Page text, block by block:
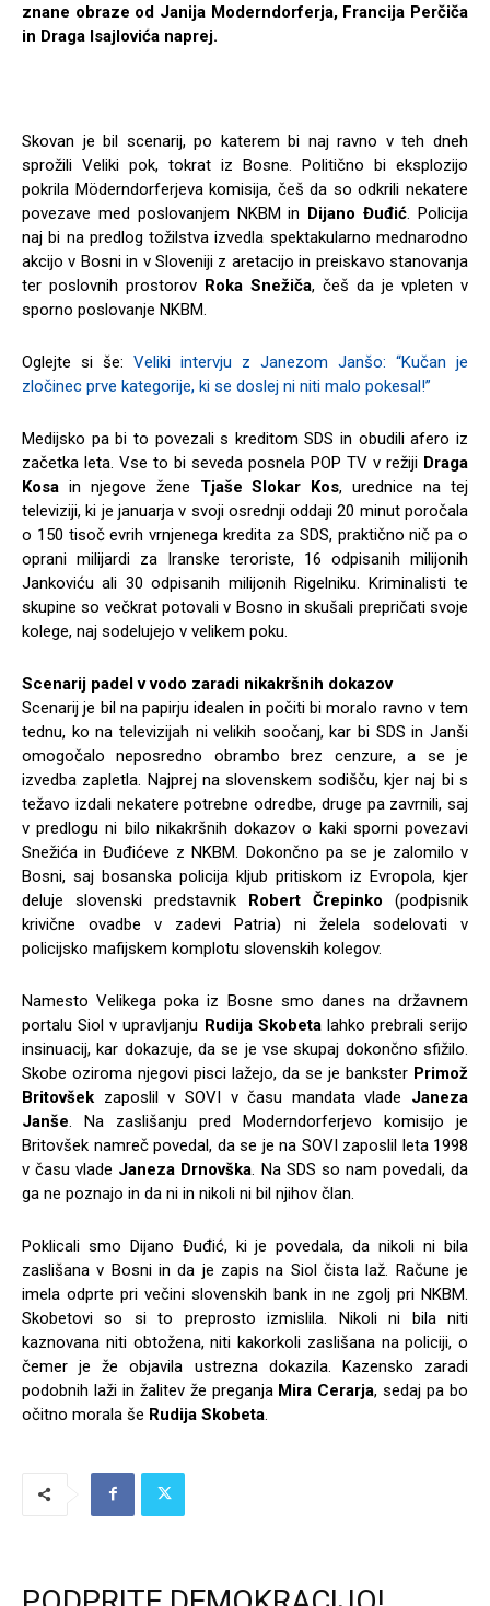
znane obraze od Janija Moderndorferja, Francija Perčiča
in Draga Isajlovića naprej.
Skovan je bil scenarij, po katerem bi naj ravno v teh dneh
sprožili Veliki pok, tokrat iz Bosne. Politično bi eksplozijo
pokrila Möderndorferjeva komisija, češ da so odkrili nekatere
povezave med poslovanjem NKBM in Dijano Đuđić. Policija
naj bi na predlog tožilstva izvedla spektakularno mednarodno
akcijo v Bosni in v Sloveniji z aretacijo in preiskavo stanovanja
ter poslovnih prostorov Roka Snežiča, češ da je vpleten v
sporno poslovanje NKBM.
Oglejte si še: Veliki intervju z Janezom Janšo: “Kučan je
zločinec prve kategorije, ki se doslej ni niti malo pokesal!”
Medijsko pa bi to povezali s kreditom SDS in obudili afero iz
začetka leta. Vse to bi seveda posnela POP TV v režiji Draga
Kosa in njegove žene Tjaše Slokar Kos, urednice na tej
televiziji, ki je januarja v svoji osrednji oddaji 20 minut poročala
o 150 tisoč evrih vrnjenega kredita za SDS, praktično nič pa o
oprani milijardi za Iranske teroriste, 16 odpisanih milijonih
Jankoviću ali 30 odpisanih milijonih Rigelniku. Kriminalisti te
skupine so večkrat potovali v Bosno in skušali prepričati svoje
kolege, naj sodelujejo v velikem poku.
Scenarij padel v vodo zaradi nikakršnih dokazov
Scenarij je bil na papirju idealen in počiti bi moralo ravno v tem
tednu, ko na televizijah ni velikih soočanj, kar bi SDS in Janši
omogočalo neposredno obrambo brez cenzure, a se je
izvedba zapletla. Najprej na slovenskem sodišču, kjer naj bi s
težavo izdali nekatere potrebne odredbe, druge pa zavrnili, saj
v predlogu ni bilo nikakršnih dokazov o kaki sporni povezavi
Snežića in Đuđićeve z NKBM. Dokončno pa se je zalomilo v
Bosni, saj bosanska policija kljub pritiskom iz Evropola, kjer
deluje slovenski predstavnik Robert Črepinko (podpisnik
krivične ovadbe v zadevi Patria) ni želela sodelovati v
policijsko mafijskem komplotu slovenskih kolegov.
Namesto Velikega poka iz Bosne smo danes na državnem
portalu Siol v upravljanju Rudija Skobetalahko prebrali serijo
insinuacij, kar dokazuje, da se je vse skupaj dokončno sfižilo.
Skobe oziroma njegovi pisci lažejo, da se je bankster Primož
Britovšek zaposlil v SOVI v času mandata vlade Janeza
Janše. Na zaslišanju pred Moderndorferjevo komisijo je
Britovšek namreč povedal, da se je na SOVI zaposlil leta 1998
v času vlade Janeza Drnovška. Na SDS so nam povedali, da
ga ne poznajo in da ni in nikoli ni bil njihov član.
Poklicali smo Dijano Đuđić, ki je povedala, da nikoli ni bila
zaslišana v Bosni in da je zapis na Siol čista laž. Račune je
imela odprte pri večini slovenskih bank in ne zgolj pri NKBM.
Skobetovi so si to preprosto izmislila. Nikoli ni bila niti
kaznovana niti obtožena, niti kakorkoli zaslišana na policiji, o
čemer je že objavila ustrezna dokazila. Kazensko zaradi
podobnih laži in žalitev že preganja Mira Cerarja, sedaj pa bo
očitno morala še Rudija Skobeta.